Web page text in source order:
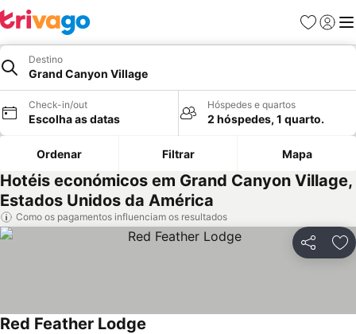
Favoritos
Iniciar
Destino
Grand Canyon Village
Check-in/out
Escolha as datas
Hóspedes e quartos
2 hóspedes, 1 quarto.
Ordenar Filtrar Mapa
Hotéis económicos em Grand Canyon Village,
Estados Unidos da América
Como os pagamentos influenciam os resultados
Partilhar
Red Feather Lodge